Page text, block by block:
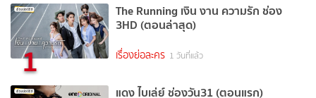
1
The Running เงิน งาน ความรัก ช่อง
3HD (ตอนล่าสุด)
เรื่องย่อละคร 1 วันที่แล้ว
แดง ไบเล่ย์ ช่องวัน31 (ตอนแรก)